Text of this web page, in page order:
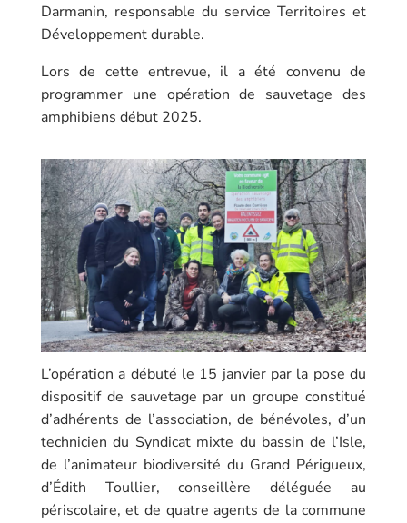
Darmanin, responsable du service Territoires et
Développement durable.
Lors de cette entrevue, il a été convenu de
programmer une opération de sauvetage des
amphibiens début 2025.
L’opération a débuté le 15 janvier par la pose du
dispositif de sauvetage par un groupe constitué
d’adhérents de l’association, de bénévoles, d’un
technicien du Syndicat mixte du bassin de l’Isle,
de l’animateur biodiversité du Grand Périgueux,
d’Édith Toullier, conseillère déléguée au
périscolaire, et de quatre agents de la commune